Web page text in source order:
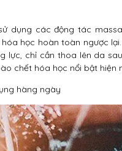
dụng các động tác
học hoàn toàn ngược
lực, chỉ cần thoa lên da
chết hóa học nổi bật hiện
hàng ngày